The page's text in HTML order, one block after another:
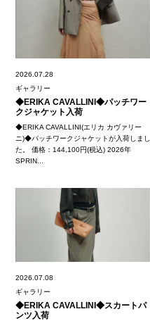
2026.07.28
ギャラリー
◆ERIKA CAVALLINI◆パッチワー
クジャケット入荷
◆ERIKA CAVALLINI(エリカ カヴァリー
ニ)◆パッチワークジャケットが入荷しまし
た。 価格：144,100円(税込) 2026年
SPRIN...
2026.07.08
ギャラリー
◆ERIKA CAVALLINI◆スカートパ
ンツ入荷